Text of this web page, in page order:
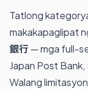
Tatlong
makakapaglipat
銀行— mga full-
Japan Post
Walang